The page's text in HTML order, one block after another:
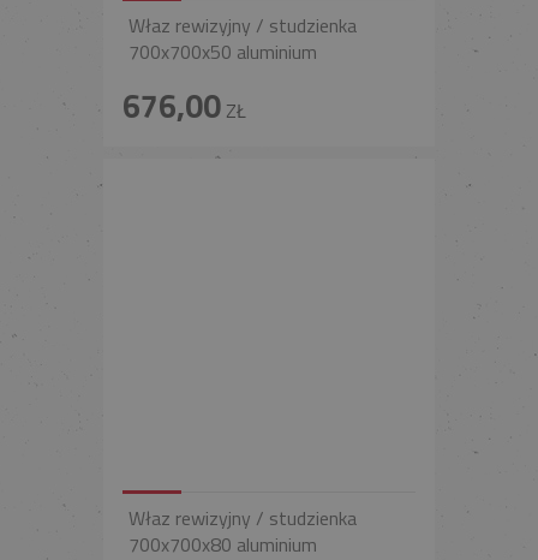
Właz rewizyjny / studzienka
700x700x50 aluminium
676,00ZŁ
Właz rewizyjny / studzienka
700x700x80 aluminium